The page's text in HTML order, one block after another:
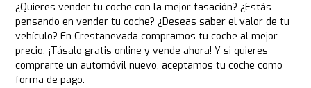
¿Quieres vender tu coche con la mejor tasación? ¿Estás
pensando en vender tu coche? ¿Deseas saber el valor de tu
vehículo? En Crestanevada compramos tu coche al mejor
precio. ¡Tásalo gratis online y vende ahora! Y si quieres
comprarte un automóvil nuevo, aceptamos tu coche como
forma de pago.